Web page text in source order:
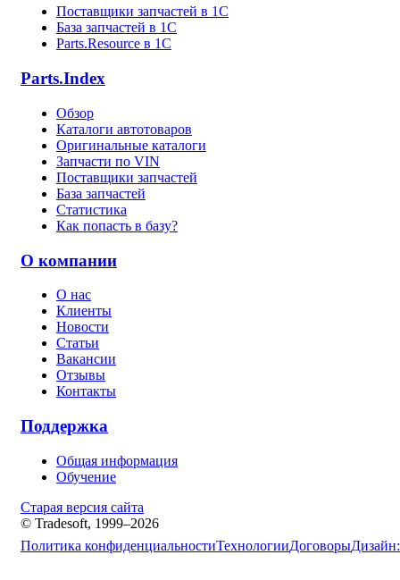
Поставщики запчастей в 1C
База запчастей в 1С
Parts.Resource в 1C
Parts.Index
Обзор
Каталоги автотоваров
Оригинальные каталоги
Запчасти по VIN
Поставщики запчастей
База запчастей
Статистика
Как попасть в базу?
О компании
О нас
Клиенты
Новости
Статьи
Вакансии
Отзывы
Контакты
Поддержка
Общая информация
Обучение
Старая версия сайта
© Tradesoft, 1999–2026
Политика конфиденциальностиТехнологииДоговорыДизайн: